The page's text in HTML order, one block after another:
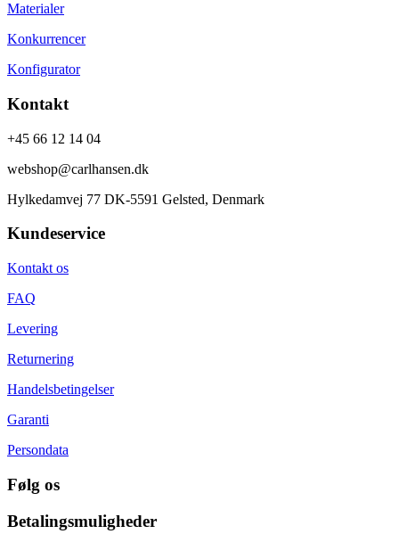
Materialer
Konkurrencer
Konfigurator
Kontakt
+45 66 12 14 04
webshop@carlhansen.dk
Hylkedamvej 77 DK-5591 Gelsted, Denmark
Kundeservice
Kontakt os
FAQ
Levering
Returnering
Handelsbetingelser
Garanti
Persondata
Følg os
Betalingsmuligheder